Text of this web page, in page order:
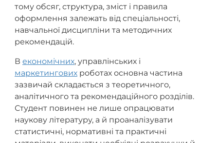
тому обсяг, структура, зміст і правила
оформлення залежать від спеціальності,
навчальної дисципліни та методичних
рекомендацій.
В економічних, управлінських і
маркетингових роботах основна частина
зазвичай складається з теоретичного,
аналітичного та рекомендаційного розділів.
Студент повинен не лише опрацювати
наукову літературу, а й проаналізувати
статистичні, нормативні та практичні